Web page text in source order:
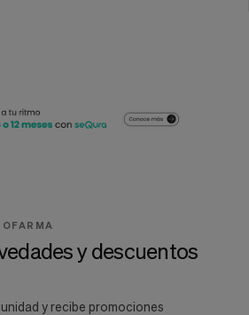
y descuentos
y recibe promociones